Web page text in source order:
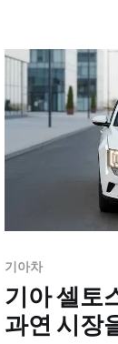
기아차
기아 셀토
과연 시장